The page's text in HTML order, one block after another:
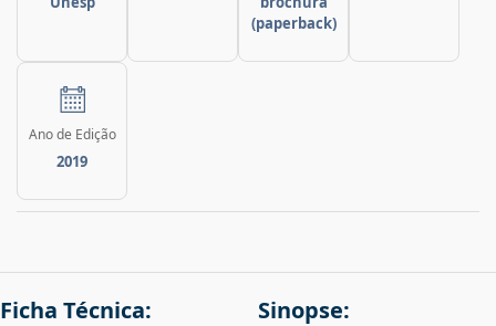
(paperback)
Ano de Edição
2019
Ficha Técnica: Sinopse: